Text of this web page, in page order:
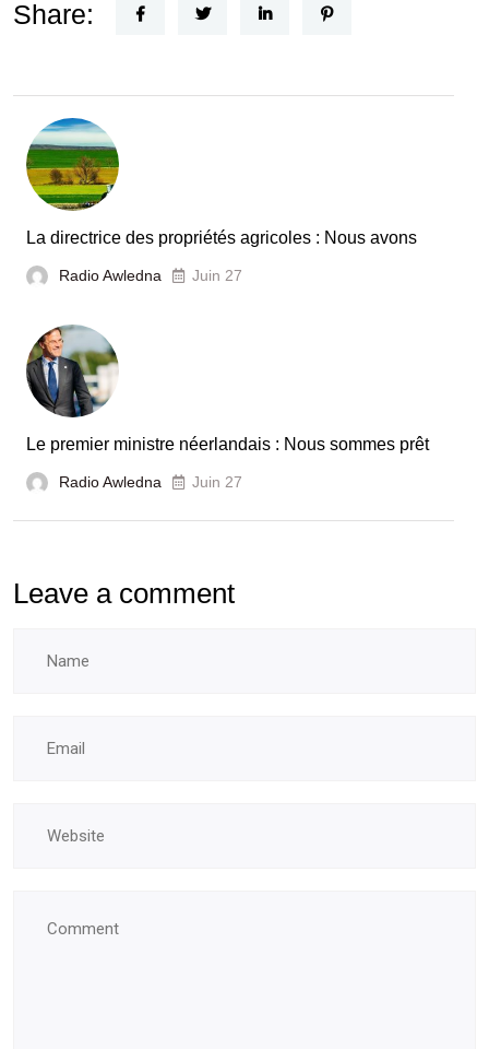
Share:
La directrice des propriétés agricoles : Nous avons
Radio Awledna Juin 27
Le premier ministre néerlandais : Nous sommes prêt
Radio Awledna Juin 27
Leave a comment